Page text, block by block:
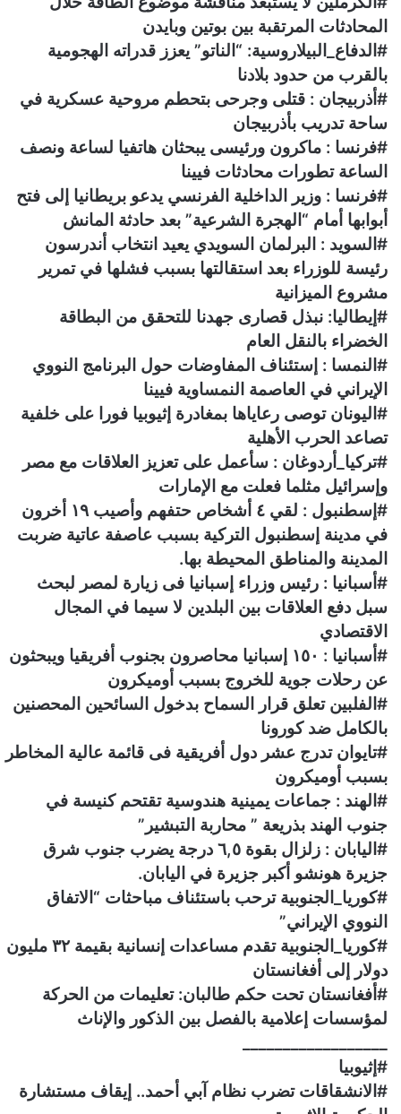
المحادثات المرتقبة بين بوتين وبايدن
#الدفاع_البيلاروسية: “الناتو” يعزز قدراته الهجومية
بالقرب من حدود بلادنا
#أذربيجان : قتلى وجرحى بتحطم مروحية عسكرية في
ساحة تدريب بأذربيجان
#فرنسا : ماكرون ورئيسى يبحثان هاتفيا لساعة ونصف
الساعة تطورات محادثات فيينا
#فرنسا : وزير الداخلية الفرنسي يدعو بريطانيا إلى فتح
أبوابها أمام “الهجرة الشرعية” بعد حادثة المانش
#السويد : البرلمان السويدي يعيد انتخاب أندرسون
رئيسة للوزراء بعد استقالتها بسبب فشلها في تمرير
مشروع الميزانية
#إيطاليا: نبذل قصارى جهدنا للتحقق من البطاقة
الخضراء بالنقل العام
#النمسا : إستئناف المفاوضات حول البرنامج النووي
الإيراني في العاصمة النمساوية فيينا
#اليونان توصى رعاياها بمغادرة إثيوبيا فورا على خلفية
تصاعد الحرب الأهلية
#تركيا_أردوغان : سأعمل على تعزيز العلاقات مع مصر
وإسرائيل مثلما فعلت مع الإمارات
#إسطنبول : لقي ٤ أشخاص حتفهم وأصيب ١٩ أخرون
في مدينة إسطنبول التركية بسبب عاصفة عاتية ضربت
المدينة والمناطق المحيطة بها.
#أسبانيا : رئيس وزراء إسبانيا فى زيارة لمصر لبحث
سبل دفع العلاقات بين البلدين لا سيما في المجال
الاقتصادي
#أسبانيا : ١٥٠ إسبانيا محاصرون بجنوب أفريقيا ويبحثون
عن رحلات جوية للخروج بسبب أوميكرون
#الفلبين تعلق قرار السماح بدخول السائحين المحصنين
بالكامل ضد كورونا
#تايوان تدرج عشر دول أفريقية فى قائمة عالية المخاطر
بسبب أوميكرون
#الهند : جماعات يمينية هندوسية تقتحم كنيسة في
جنوب الهند بذريعة ” محاربة التبشير”
#اليابان : زلزال بقوة ٦,٥ درجة يضرب جنوب شرق
جزيرة هونشو أكبر جزيرة في اليابان.
#كوريا_الجنوبية ترحب باستئناف مباحثات “الاتفاق
النووي الإيراني”
#كوريا_الجنوبية تقدم مساعدات إنسانية بقيمة ٣٢ مليون
دولار إلى أفغانستان
#أفغانستان تحت حكم طالبان: تعليمات من الحركة
لمؤسسات إعلامية بالفصل بين الذكور والإناث
#إثيوبيا
#الانشقاقات تضرب نظام آبي أحمد.. إيقاف مستشارة